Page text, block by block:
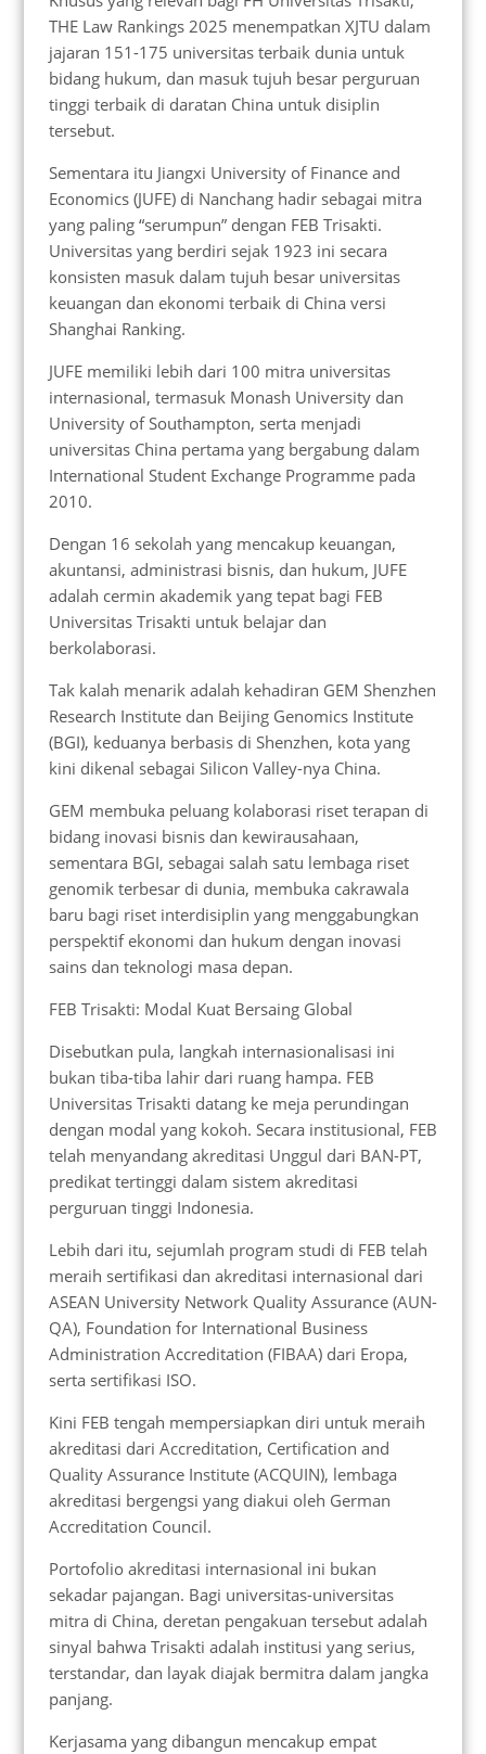
THE Law Rankings 2025 menempatkan XJTU dalam
jajaran 151-175 universitas terbaik dunia untuk
bidang hukum, dan masuk tujuh besar perguruan
tinggi terbaik di daratan China untuk disiplin
tersebut.
Sementara itu Jiangxi University of Finance and
Economics (JUFE) di Nanchang hadir sebagai mitra
yang paling “serumpun” dengan FEB Trisakti.
Universitas yang berdiri sejak 1923 ini secara
konsisten masuk dalam tujuh besar universitas
keuangan dan ekonomi terbaik di China versi
Shanghai Ranking.
JUFE memiliki lebih dari 100 mitra universitas
internasional, termasuk Monash University dan
University of Southampton, serta menjadi
universitas China pertama yang bergabung dalam
International Student Exchange Programme pada
2010.
Dengan 16 sekolah yang mencakup keuangan,
akuntansi, administrasi bisnis, dan hukum, JUFE
adalah cermin akademik yang tepat bagi FEB
Universitas Trisakti untuk belajar dan
berkolaborasi.
Tak kalah menarik adalah kehadiran GEM Shenzhen
Research Institute dan Beijing Genomics Institute
(BGI), keduanya berbasis di Shenzhen, kota yang
kini dikenal sebagai Silicon Valley-nya China.
GEM membuka peluang kolaborasi riset terapan di
bidang inovasi bisnis dan kewirausahaan,
sementara BGI, sebagai salah satu lembaga riset
genomik terbesar di dunia, membuka cakrawala
baru bagi riset interdisiplin yang menggabungkan
perspektif ekonomi dan hukum dengan inovasi
sains dan teknologi masa depan.
FEB Trisakti: Modal Kuat Bersaing Global
Disebutkan pula, langkah internasionalisasi ini
bukan tiba-tiba lahir dari ruang hampa. FEB
Universitas Trisakti datang ke meja perundingan
dengan modal yang kokoh. Secara institusional, FEB
telah menyandang akreditasi Unggul dari BAN-PT,
predikat tertinggi dalam sistem akreditasi
perguruan tinggi Indonesia.
Lebih dari itu, sejumlah program studi di FEB telah
meraih sertifikasi dan akreditasi internasional dari
ASEAN University Network Quality Assurance (AUN-
QA), Foundation for International Business
Administration Accreditation (FIBAA) dari Eropa,
serta sertifikasi ISO.
Kini FEB tengah mempersiapkan diri untuk meraih
akreditasi dari Accreditation, Certification and
Quality Assurance Institute (ACQUIN), lembaga
akreditasi bergengsi yang diakui oleh German
Accreditation Council.
Portofolio akreditasi internasional ini bukan
sekadar pajangan. Bagi universitas-universitas
mitra di China, deretan pengakuan tersebut adalah
sinyal bahwa Trisakti adalah institusi yang serius,
terstandar, dan layak diajak bermitra dalam jangka
panjang.
Kerjasama yang dibangun mencakup empat